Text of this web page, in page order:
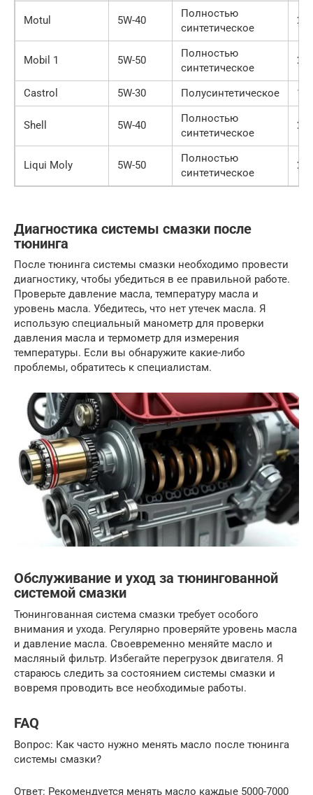
Motul 5W-40
Полностью
синтетическое
Mobil 1 5W-50
Полностью
синтетическое
Castrol 5W-30 Полусинтетическое
Shell 5W-40
Полностью
синтетическое
Liqui Moly 5W-50
Полностью
синтетическое
Диагностика системы смазки после
тюнинга
После тюнинга системы смазки необходимо провести
диагностику, чтобы убедиться в ее правильной работе.
Проверьте давление масла, температуру масла и
уровень масла. Убедитесь, что нет утечек масла. Я
использую специальный манометр для проверки
давления масла и термометр для измерения
температуры. Если вы обнаружите какие-либо
проблемы, обратитесь к специалистам.
Обслуживание и уход за тюнингованной
системой смазки
Тюнингованная система смазки требует особого
внимания и ухода. Регулярно проверяйте уровень масла
и давление масла. Своевременно меняйте масло и
масляный фильтр. Избегайте перегрузок двигателя. Я
стараюсь следить за состоянием системы смазки и
вовремя проводить все необходимые работы.
FAQ
Вопрос: Как часто нужно менять масло после тюнинга
системы смазки?
Ответ: Рекомендуется менять масло каждые 5000-7000